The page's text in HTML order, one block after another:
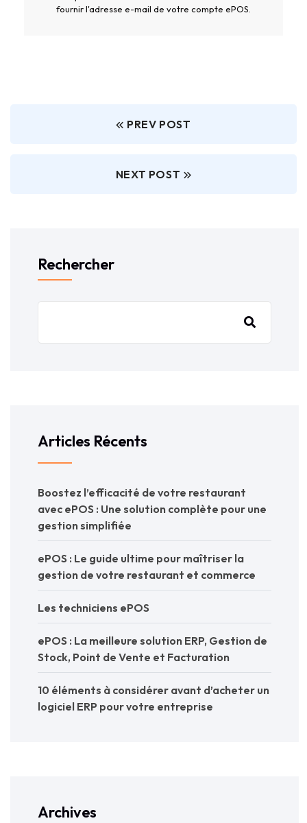
fournir l'adresse e-mail de votre compte ePOS.
PREV POST
NEXT POST
Rechercher
Articles Récents
Boostez l’efficacité de votre restaurant
avec ePOS : Une solution complète pour une
gestion simplifiée
ePOS : Le guide ultime pour maîtriser la
gestion de votre restaurant et commerce
Les techniciens ePOS
ePOS : La meilleure solution ERP, Gestion de
Stock, Point de Vente et Facturation
10 éléments à considérer avant d’acheter un
logiciel ERP pour votre entreprise
Archives